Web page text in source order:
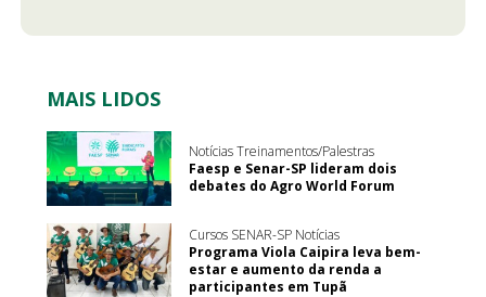
MAIS LIDOS
Notícias Treinamentos/Palestras
Faesp e Senar-SP lideram dois
debates do Agro World Forum
Cursos SENAR-SP Notícias
Programa Viola Caipira leva bem-
estar e aumento da renda a
participantes em Tupã